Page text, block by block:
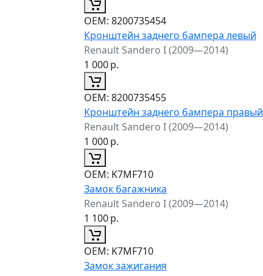
ОЕМ: 8200735454
Кронштейн заднего бампера левый
Renault Sandero I (2009—2014)
1 000р.
ОЕМ: 8200735455
Кронштейн заднего бампера правый
Renault Sandero I (2009—2014)
1 000р.
ОЕМ: K7MF710
Замок багажника
Renault Sandero I (2009—2014)
1 100р.
ОЕМ: K7MF710
Замок зажигания